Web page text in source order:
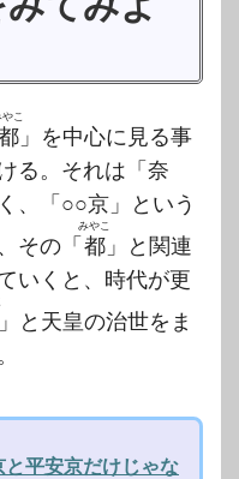
こ
」を中心に見る事
る。それは「奈
、「○○京」という
その「都
みやこ
」と関連
いくと、時代が更
」と天皇の治世をま
平安京だけじゃな